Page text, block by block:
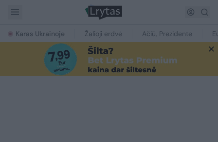
Karas Ukrainoje Žalioji erdvė Ačiū, Prezidente